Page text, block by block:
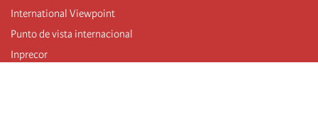
International Viewpoint
Punto de vista internacional
Inprecor